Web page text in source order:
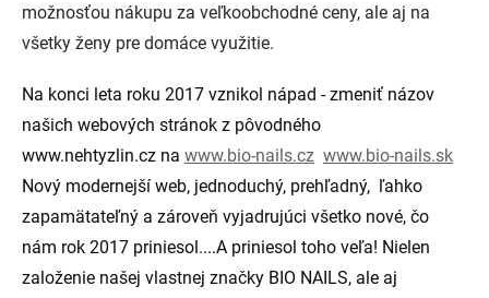
možnosťou nákupu za veľkoobchodné ceny, ale aj na
všetky ženy pre domáce využitie.
Na konci leta roku 2017 vznikol nápad - zmeniť názov
našich webových stránok z pôvodného
www.nehtyzlin.cz na www.bio-nails.cz www.bio-nails.sk
Nový modernejší web, jednoduchý, prehľadný, ľahko
zapamätateľný a zároveň vyjadrujúci všetko nové, čo
nám rok 2017 priniesol....A priniesol toho veľa! Nielen
založenie našej vlastnej značky BIO NAILS, ale aj